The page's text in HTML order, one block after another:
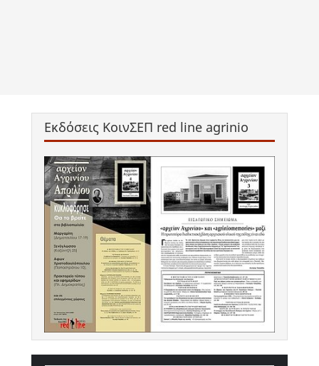
Εκδόσεις ΚοινΣΕΠ red line agrinio